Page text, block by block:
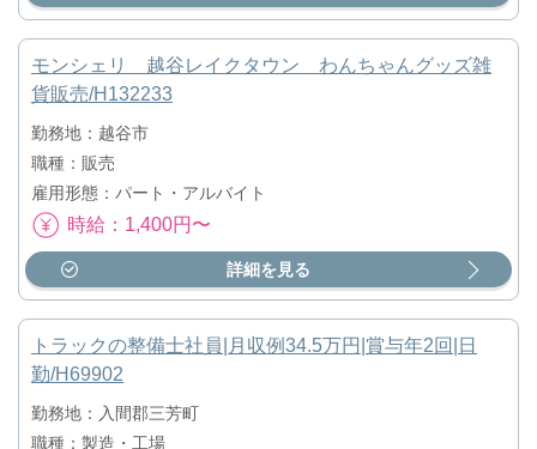
モンシェリ 越谷レイクタウン わんちゃんグッズ雑
貨販売/H132233
勤務地：越谷市
職種：販売
雇用形態：パート・アルバイト
時給：1,400円〜
詳細を見る
トラックの整備士社員|月収例34.5万円|賞与年2回|日
勤/H69902
勤務地：入間郡三芳町
職種：製造・工場